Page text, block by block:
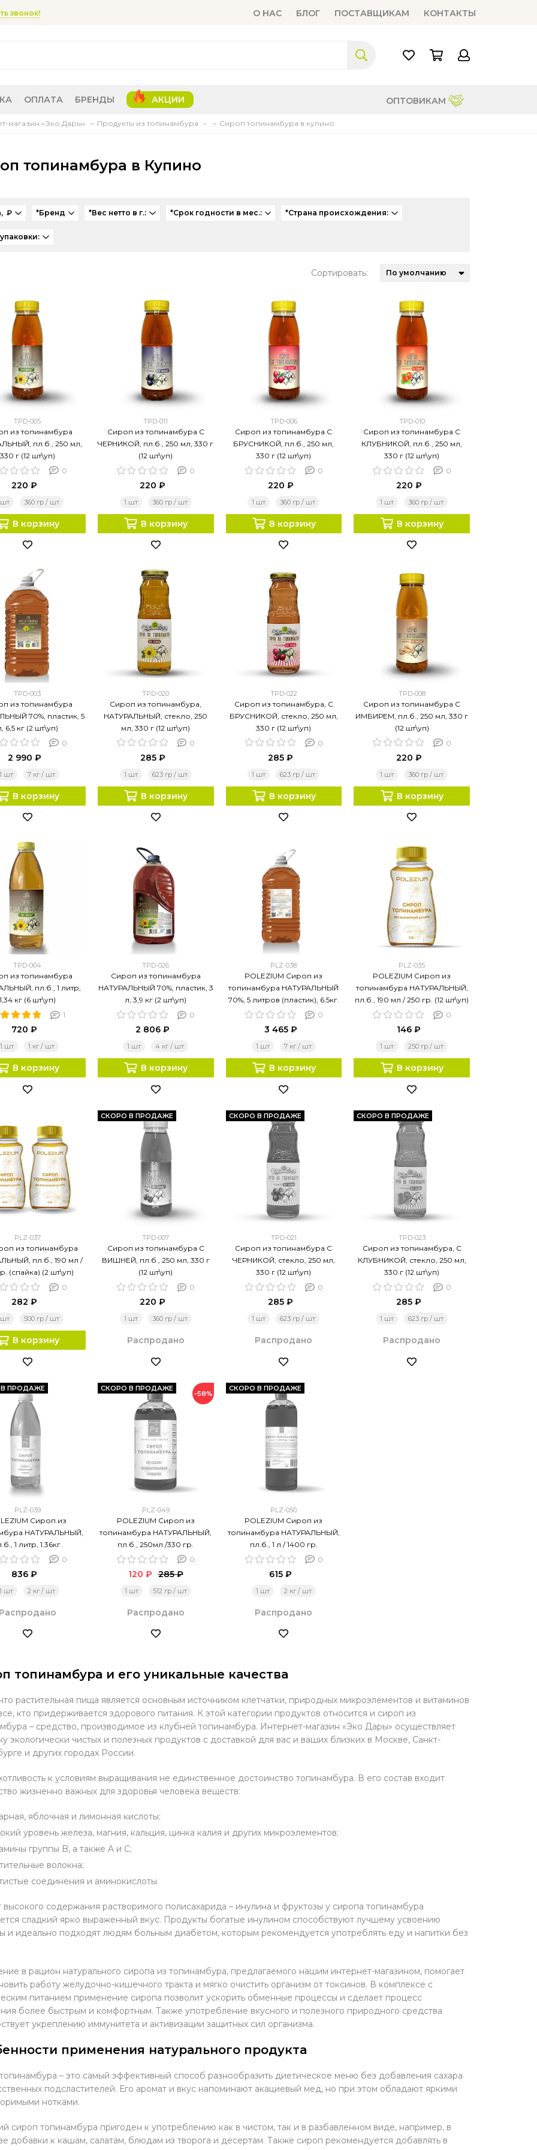
звонок! О НАС БЛОГ ПОСТАВЩИКАМ КОНТАКТЫ
ОПЛАТА БРЕНДЫ АКЦИИ ОПТОВИКАМ
магазин «Эко Дары» Продукты из топинамбура Сироп топинамбура в купино
топинамбура в Купино
₽ *Бренд *Вес нетто в г.: *Срок годности в мес.: *Страна происхождения:
Сортировать:
TPD-005
из топинамбура
пл.б., 250 мл,
330 г (12 шт\уп)
0
220 ₽
шт 360 гр / шт
В корзину
TPD-011
Сироп из топинамбура С
ЧЕРНИКОЙ, пл.б., 250 мл, 330 г
(12 шт\уп)
0
220 ₽
1 шт 360 гр / шт
В корзину
TPD-006
Сироп из топинамбура С
БРУСНИКОЙ, пл.б., 250 мл,
330 г (12 шт\уп)
0
220 ₽
1 шт 360 гр / шт
В корзину
TPD-010
Сироп из топинамбура С
КЛУБНИКОЙ, пл.б., 250 мл,
330 г (12 шт\уп)
0
220 ₽
1 шт 360 гр / шт
В корзину
TPD-003
из топинамбура
70%, пластик, 5
6,5 кг (2 шт\уп)
0
2 990 ₽
1 шт 7 кг / шт
В корзину
TPD-020
Сироп из топинамбура,
НАТУРАЛЬНЫЙ, стекло, 250
мл, 330 г (12 шт\уп)
0
285 ₽
1 шт 623 гр / шт
В корзину
TPD-022
Сироп из топинамбура, С
БРУСНИКОЙ, стекло, 250 мл,
330 г (12 шт\уп)
0
285 ₽
1 шт 623 гр / шт
В корзину
TPD-008
Сироп из топинамбура С
ИМБИРЕМ, пл.б., 250 мл, 330 г
(12 шт\уп)
0
220 ₽
1 шт 360 гр / шт
В корзину
TPD-004
из топинамбура
пл.б., 1 литр,
1,34 кг (6 шт\уп)
1
720 ₽
1 шт 1 кг / шт
В корзину
TPD-026
Сироп из топинамбура
НАТУРАЛЬНЫЙ 70%, пластик, 3
л, 3,9 кг (2 шт\уп)
0
2 806 ₽
1 шт 4 кг / шт
В корзину
PLZ-038
POLEZIUM Сироп из
топинамбура НАТУРАЛЬНЫЙ
70%, 5 литров (пластик), 6.5кг.
0
3 465 ₽
1 шт 7 кг / шт
В корзину
PLZ-035
POLEZIUM Сироп из
топинамбура НАТУРАЛЬНЫЙ,
пл.б., 190 мл / 250 гр. (12 шт\уп)
0
146 ₽
1 шт 250 гр / шт
В корзину
PLZ-037
из топинамбура
пл.б., 190 мл /
(спайка) (2 шт\уп)
0
282 ₽
шт 500 гр / шт
В корзину
СКОРО В ПРОДАЖЕ
TPD-007
Сироп из топинамбура С
ВИШНЕЙ, пл.б., 250 мл, 330 г
(12 шт\уп)
0
220 ₽
1 шт 360 гр / шт
Распродано
СКОРО В ПРОДАЖЕ
TPD-021
Сироп из топинамбура С
ЧЕРНИКОЙ, стекло, 250 мл,
330 г (12 шт\уп)
0
285 ₽
1 шт 623 гр / шт
Распродано
СКОРО В ПРОДАЖЕ
TPD-023
Сироп из топинамбура, С
КЛУБНИКОЙ, стекло, 250 мл,
330 г (12 шт\уп)
0
285 ₽
1 шт 623 гр / шт
Распродано
ПРОДАЖЕ
PLZ-039
Сироп из
НАТУРАЛЬНЫЙ,
1 литр, 1.36кг.
0
836 ₽
1 шт 2 кг / шт
Распродано
СКОРО В ПРОДАЖЕ
−58%
PLZ-049
POLEZIUM Сироп из
топинамбура НАТУРАЛЬНЫЙ,
пл.б., 250мл /330 гр.
0
120 ₽ 285 ₽
1 шт 512 гр / шт
Распродано
СКОРО В ПРОДАЖЕ
PLZ-050
POLEZIUM Сироп из
топинамбура НАТУРАЛЬНЫЙ,
пл.б., 1 л / 1400 гр.
0
615 ₽
1 шт 2 кг / шт
Распродано
топинамбура и его уникальные качества
растительная пища является основным источником клетчатки, природных микроэлементов и витаминов
кто придерживается здорового питания. К этой категории продуктов относится и сироп из
– средство, производимое из клубней топинамбура. Интернет-магазин «Эко Дары» осуществляет
экологически чистых и полезных продуктов с доставкой для вас и ваших близких в Москве, Санкт-
и других городах России.
к условиям выращивания не единственное достоинство топинамбура. В его состав входит
жизненно важных для здоровья человека веществ:
яблочная и лимонная кислоты;
уровень железа, магния, кальция, цинка калия и других микроэлементов;
группы B, а также A и C;
волокна;
соединения и аминокислоты.
высокого содержания растворимого полисахарида – инулина и фруктозы у сиропа топинамбура
сладкий ярко выраженный вкус. Продукты богатые инулином способствуют лучшему усвоению
и идеально подходят людям больным диабетом, которым рекомендуется употреблять еду и напитки без
в рацион натурального сиропа из топинамбура, предлагаемого нашим интернет-магазином, помогает
работу желудочно-кишечного тракта и мягко очистить организм от токсинов. В комплексе с
питанием применение сиропа позволит ускорить обменные процессы и сделает процесс
более быстрым и комфортным. Также употребление вкусного и полезного природного средства
укреплению иммунитета и активизации защитных сил организма.
применения натурального продукта
– это самый эффективный способ разнообразить диетическое меню без добавления сахара
подсластителей. Его аромат и вкус напоминают акациевый мед, но при этом обладают яркими
нотками.
сироп топинамбура пригоден к употреблению как в чистом, так и в разбавленном виде, например, в
добавки к кашам, салатам, блюдам из творога и десертам. Также сироп рекомендуется добавлять в